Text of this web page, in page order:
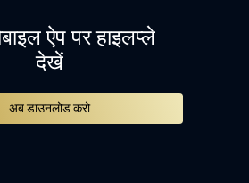
ऐप पर हाइलप्ले
देखें
अब डाउनलोड करो